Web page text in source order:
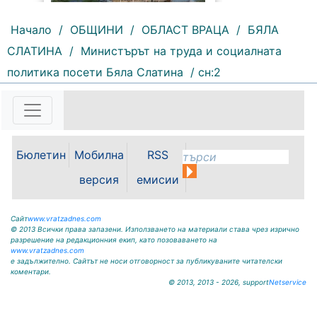
105 | 2026-08-07 11:27:20
ОБЩИНА КРИВОДОЛ ОБЛАСТ
ул.”Освобождение”№ 13, тел.
09117 / 20-45, e-mail:
krivodol@dir.bg ОБЯВА На
основание чл. 8, ал. 4, чл. 14, ал.
7 от ЗОС; чл. 92, ал. 1...
Начало / ОБЩИНИ / ОБЛАСТ ВРАЦА / БЯЛА
СЛАТИНА / Министърът на труда и социалната
политика посети Бяла Слатина / сн:2
Бюлетин
Мобилна
версия
RSS
емисии
Сайтwww.vratzadnes.com
© 2013 Всички права запазени. Използването на материали става чрез изрично
разрешение на редакционния екип, като позоваването на
www.vratzadnes.com
е задължително. Сайтът не носи отговорност за публикуваните читателски
коментари.
© 2013, 2013 - 2026, supportNetservice